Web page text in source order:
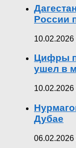
России
10.02.2026
Цифры
ушел в
10.02.2026
Дубае
06.02.2026